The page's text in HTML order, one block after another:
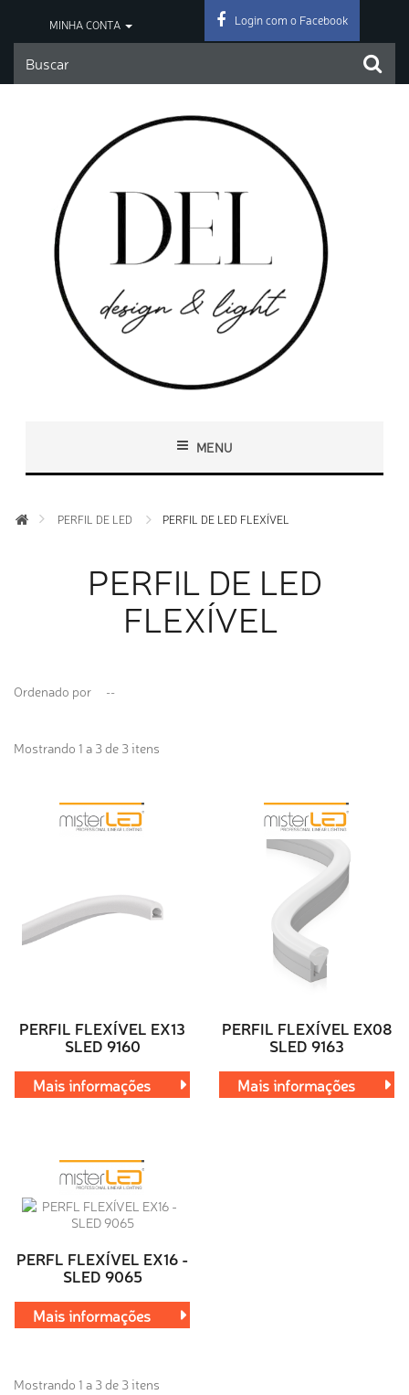
MINHA CONTA Login com o Facebook
MENU
PERFIL DE LED PERFIL DE LED FLEXÍVEL
PERFIL DE LED
FLEXÍVEL
Ordenado por --
Mostrando 1 a 3 de 3 itens
PERFIL FLEXÍVEL EX13
SLED 9160
Mais informações
PERFIL FLEXÍVEL EX08
SLED 9163
Mais informações
PERFL FLEXÍVEL EX16 -
SLED 9065
Mais informações
Mostrando 1 a 3 de 3 itens